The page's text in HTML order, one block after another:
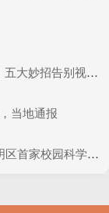
告别视觉污染乱象
当地通报
学，“鹭岛计划”喜添新阵地